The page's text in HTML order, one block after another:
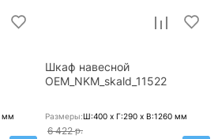
мм
Шкаф навесной
OEM_NKM_skald_11522
Размеры:Ш:400 x Г:290 x В:1260 мм
6 422 р.